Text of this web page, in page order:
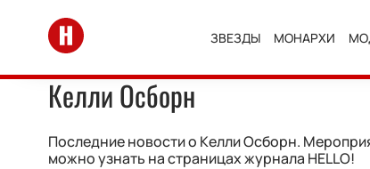
Перейти на главную
ЗВЕЗДЫ МОНАРХИ
Келли Осборн
Последние новости о Келли Осборн.
можно узнать на страницах журнала HELLO!